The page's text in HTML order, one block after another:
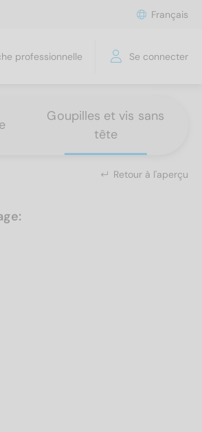
Français
professionnelle Se connecter
Goupilles et vis sans
tête
Retour à l'aperçu